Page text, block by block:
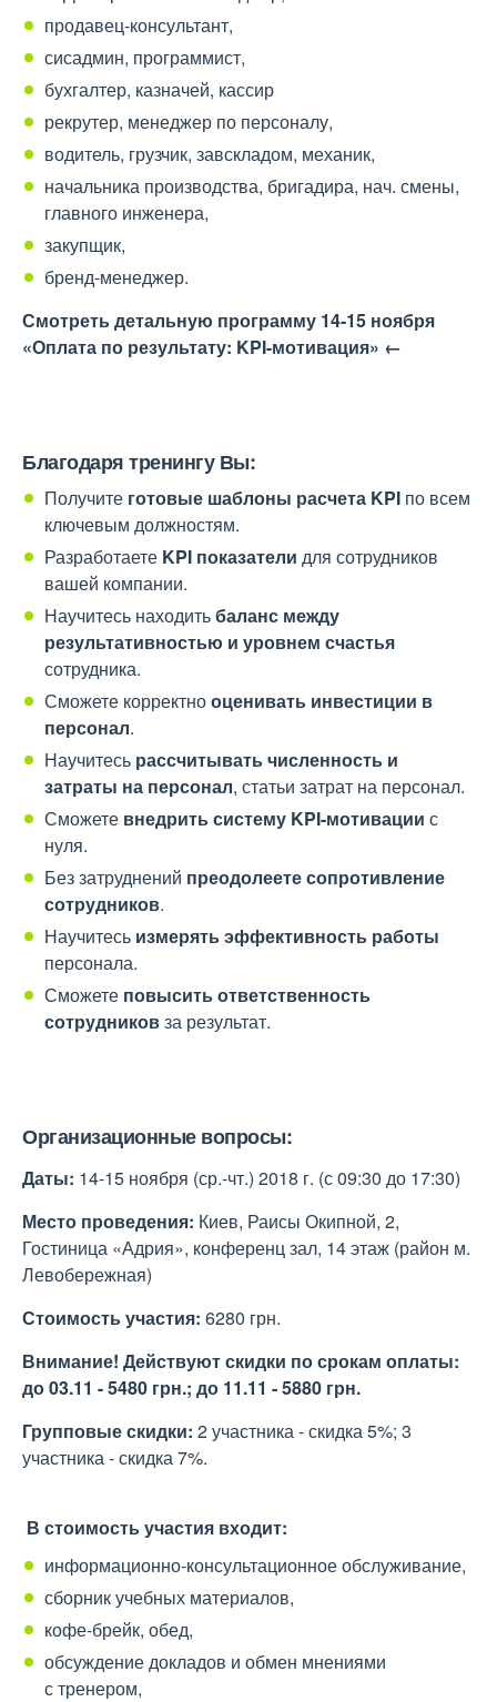
продавец-консультант,
сисадмин, программист,
бухгалтер, казначей, кассир
рекрутер, менеджер по персоналу,
водитель, грузчик, завскладом, механик,
начальника производства, бригадира, нач. смены,
главного инженера,
закупщик,
бренд-менеджер.
Смотреть детальную программу 14-15 ноября
«Оплата по результату: KPI-мотивация» ←
Благодаря тренингу Вы:
Получите готовые шаблоны расчета KPI по всем
ключевым должностям.
Разработаете KPI показатели для сотрудников
вашей компании.
Научитесь находитьбаланс между
результативностью и уровнем счастья
сотрудника.
Сможете корректнооценивать инвестиции в
персонал.
Научитесь рассчитывать численность и
затраты на персонал, статьи затрат на персонал.
Сможете внедрить систему KPI-мотивации с
нуля.
Без затруднений преодолеете сопротивление
сотрудников.
Научитесь измерять эффективность работы
персонала.
Сможете повысить ответственность
сотрудниковза результат.
Организационные вопросы:
Даты: 14-15 ноября (ср.-чт.) 2018 г. (с 09:30 до 17:30)
Место проведения: Киев, Раисы Окипной, 2,
Гостиница «Адрия», конференц зал, 14 этаж (район м.
Левобережная)
Стоимость участия: 6280 грн.
Внимание! Действуют скидки по срокам оплаты:
до 03.11 - 5480 грн.; до 11.11 - 5880 грн.
Групповые скидки: 2 участника - скидка 5%; 3
участника - скидка 7%.
В стоимость участия входит:
информационно-консультационное обслуживание,
сборник учебных материалов,
кофе-брейк, обед,
обсуждение докладов и обмен мнениями
с тренером,